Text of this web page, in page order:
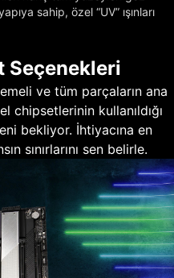
sahip, özel “UV” ışınları
Seçenekleri
ve tüm parçaların ana
chipsetlerinin kullanıldığı
bekliyor. İhtiyacına en
sınırlarını sen belirle.